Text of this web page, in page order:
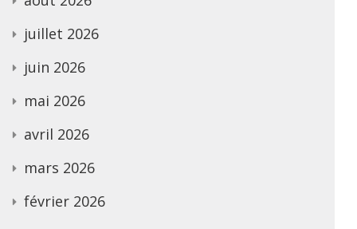
juillet 2026
juin 2026
mai 2026
avril 2026
mars 2026
février 2026